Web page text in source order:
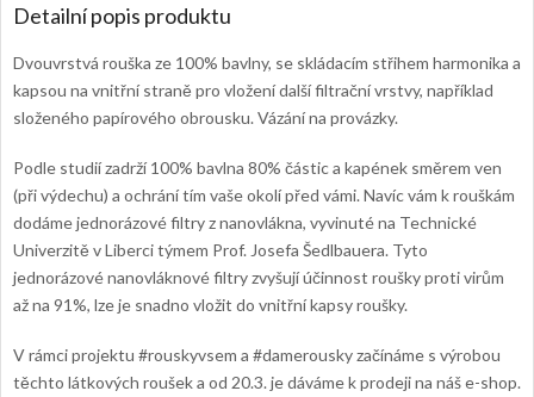
Detailní popis produktu
Dvouvrstvá rouška ze 100% bavlny, se skládacím střihem harmonika a
kapsou na vnitřní straně pro vložení další filtrační vrstvy, například
složeného papírového obrousku. Vázání na provázky.
Podle studií zadrží 100% bavlna 80% částic a kapének směrem ven
(při výdechu) a ochrání tím vaše okolí před vámi. Navíc vám k rouškám
dodáme jednorázové filtry z nanovlákna, vyvinuté na Technické
Univerzitě v Liberci týmem Prof. Josefa Šedlbauera. Tyto
jednorázové nanovláknové filtry zvyšují účinnost roušky proti virům
až na 91%, lze je snadno vložit do vnitřní kapsy roušky.
V rámci projektu #rouskyvsem a #damerousky začínáme s výrobou
těchto látkových roušek a od 20.3. je dáváme k prodeji na náš e-shop.